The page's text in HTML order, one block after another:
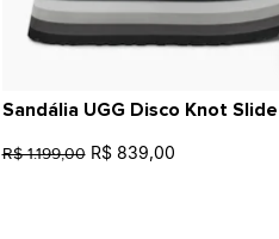
Sandália UGG Disco Knot
R$ 1.199,00 R$ 839,00